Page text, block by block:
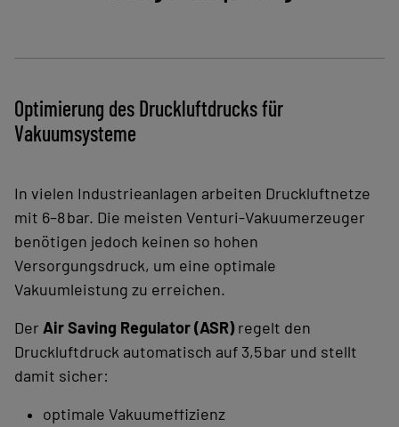
Optimierung des Druckluftdrucks für
Vakuumsysteme
In vielen Industrieanlagen arbeiten Druckluftnetze
mit 6–8 bar. Die meisten Venturi‑Vakuumerzeuger
benötigen jedoch keinen so hohen
Versorgungsdruck, um eine optimale
Vakuumleistung zu erreichen.
Der Air Saving Regulator (ASR)regelt den
Druckluftdruck automatisch auf 3,5 bar und stellt
damit sicher:
optimale Vakuumeffizienz